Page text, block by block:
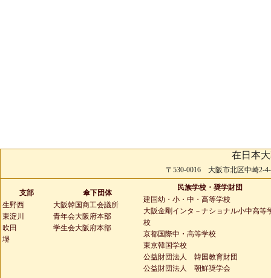
在日本
〒530-0016 大阪市北区中崎2-
支部
生野西
東淀川
吹田
堺
傘下団体
大阪韓国商工会議所
青年会大阪府本部
学生会大阪府本部
民族学校・奨学財団
建国幼・小・中・高等学校
大阪金剛インタ－ナショナル小中高等
校
京都国際中・高等学校
東京韓国学校
公益財団法人 韓国教育財団
公益財団法人 朝鮮奨学会